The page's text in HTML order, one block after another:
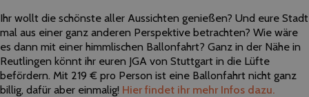
Ihr wollt die schönste aller Aussichten genießen? Und eure Stadt
mal aus einer ganz anderen Perspektive betrachten? Wie wäre
es dann mit einer himmlischen Ballonfahrt? Ganz in der Nähe in
Reutlingen könnt ihr euren JGA von Stuttgart in die Lüfte
befördern. Mit 219 € pro Person ist eine Ballonfahrt nicht ganz
billig, dafür aber einmalig! Hier findet ihr mehr Infos dazu.